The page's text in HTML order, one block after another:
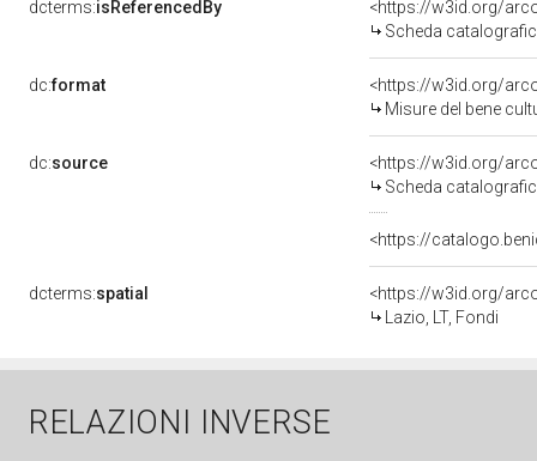
dcterms:isReferencedBy
<https://w3id.org/
Scheda
dc:format
<https://w3id.org/
Misure del bene
dc:source
<https://w3id.org/
Scheda
<https://
dcterms:spatial
<https://w3id.org/
Lazio, LT, Fondi
RELAZIONI INVERSE